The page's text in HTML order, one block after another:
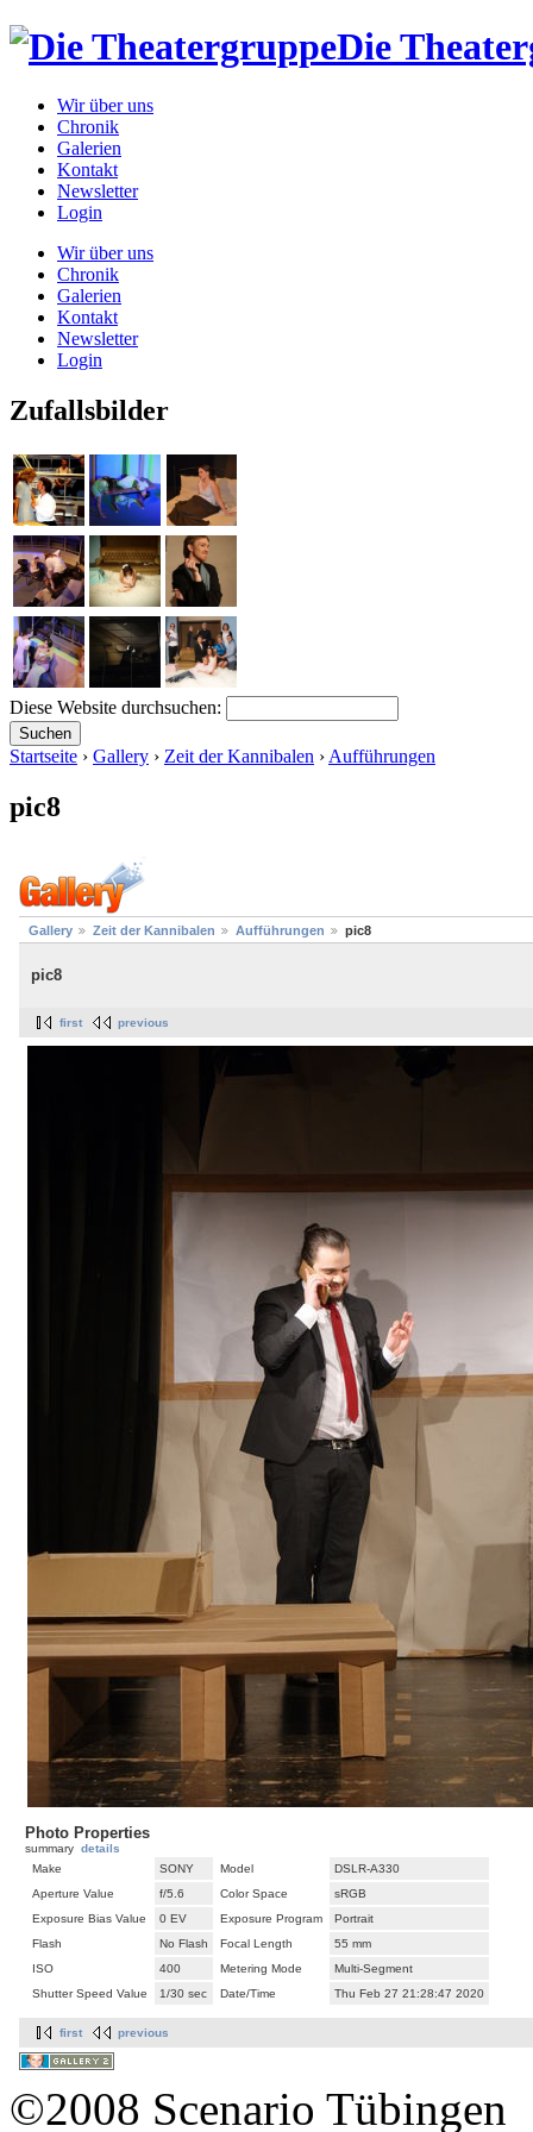
Die
Wir über uns
Chronik
Galerien
Kontakt
Newsletter
Login
Wir über uns
Chronik
Galerien
Kontakt
Newsletter
Login
Zufallsbilder
Diese Website durchsuchen:
Startseite › Gallery › Zeit der Kannibalen › Aufführungen
pic8
Gallery Zeit der Kannibalen Aufführungen pic8
pic8
first previous
Photo Properties
summary details
Make
SONY Model
DSLR-A330
Aperture Value
f/5.6 Color Space
sRGB
Exposure Bias Value
0 EV Exposure Program
Portrait
Flash
No Flash Focal Length
55 mm
ISO
400 Metering Mode
Multi-Segment
Shutter Speed Value
1/30 sec Date/Time Thu Feb 27 21:28:47 2020
first previous
©2008 Scenario Tübingen